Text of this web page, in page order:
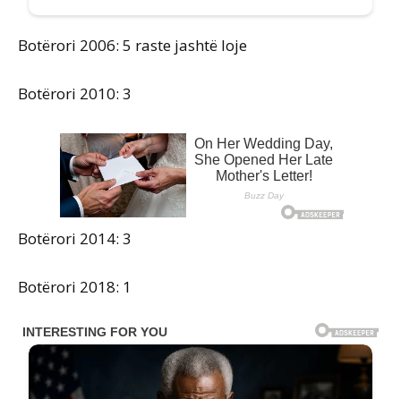
Botërori 2006: 5 raste jashtë loje
Botërori 2010: 3
Botërori 2014: 3
Botërori 2018: 1